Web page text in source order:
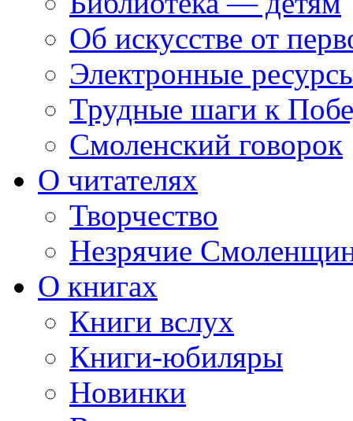
Об искусстве от
Электронные
Трудные шаги к
Смоленский говорок
О читателях
Творчество
Незрячие
О книгах
Книги вслух
Книги-юбиляры
Новинки